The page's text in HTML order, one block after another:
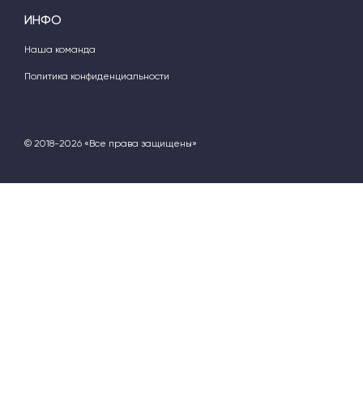
ИНФО
Наша команда
Политика конфиденциальности
© 2018-2026 «Все права защищены»